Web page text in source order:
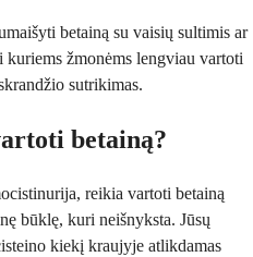
betainą su vaisių sultimis ar
žmonėms lengviau vartoti
sutrikimas.
betainą?
reikia vartoti betainą
būklę, kuri neišnyksta. Jūsų
kiekį kraujyje atlikdamas